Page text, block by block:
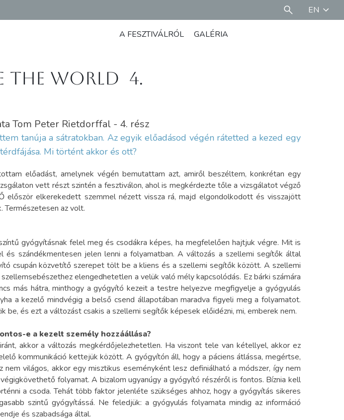
EN
A FESZTIVÁLRÓL GALÉRIA
the world 4.
Tom Peter Rietdorffal - 4. rész
tanúja a sátratokban. Az egyik előadásod végén rátetted a kezed egy
Mi történt akkor és ott?
előadást, amelynek végén bemutattam azt, amiről beszéltem, konkrétan egy
vett részt szintén a fesztiválon, ahol is megkérdezte tőle a vizsgálatot végző
elkerekedett szemmel nézett vissza rá, majd elgondolkodott és visszajött
Természetesen az volt.
gyógyításnak felel meg és csodákra képes, ha megfelelően hajtjuk végre. Mit is
szándékmentesen jelen lenni a folyamatban. A változás a szellemi segítők által
csupán közvetítő szerepet tölt be a kliens és a szellemi segítők között. A szellemi
elengedhetetlen a velük való mély kapcsolódás. Ez bárki számára
más hátra, minthogy a gyógyító kezeit a testre helyezve megfigyelje a gyógyulás
a kezelő mindvégig a belső csend állapotában maradva figyeli meg a folyamatot.
és ezt a változást csakis a szellemi segítők képesek előidézni, mi, emberek nem.
e a kezelt személy hozzáállása?
akkor a változás megkérdőjelezhetetlen. Ha viszont tele van kétellyel, akkor ez
kommunikáció kettejük között. A gyógyítón áll, hogy a páciens átlássa, megértse,
világos, akkor egy misztikus eseményként lesz definiálható a módszer, így nem
folyamat. A bizalom ugyanúgy a gyógyító részéről is fontos. Bíznia kell
a csoda. Tehát több faktor jelenléte szükséges ahhoz, hogy a gyógyítás sikeres
szintű gyógyítássá. Ne feledjük: a gyógyulás folyamata mindig az információ
és szabadsága által.